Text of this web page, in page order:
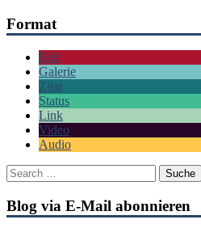
Format
Bild
Galerie
Zitat
Status
Link
Video
Audio
Blog via E-Mail abonnieren